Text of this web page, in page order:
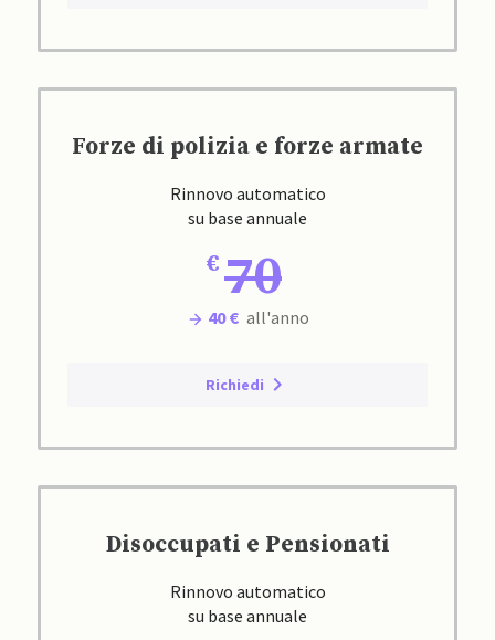
Forze di polizia e forze armate
Rinnovo automatico
su base annuale
70
40 € all'anno
Richiedi
Disoccupati e Pensionati
Rinnovo automatico
su base annuale